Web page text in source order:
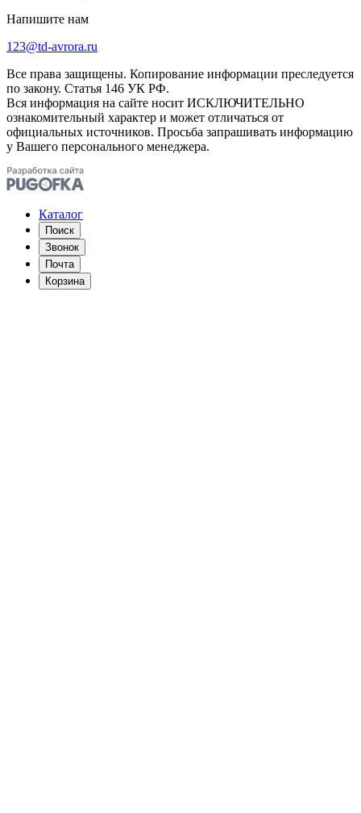
Напишите нам
123@td-avrora.ru
Все права защищены. Копирование информации преследуется
по закону. Статья 146 УК РФ.
Вся информация на сайте носит ИСКЛЮЧИТЕЛЬНО
ознакомительный характер и может отличаться от
официальных источников. Просьба запрашивать информацию
у Вашего персонального менеджера.
Каталог
Поиск
Звонок
Почта
Корзина